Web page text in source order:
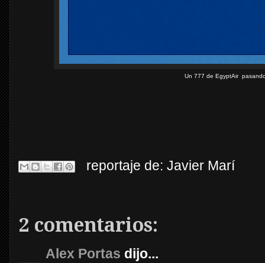
Un 777 de EgyptAir
reportaje de: Javier Marí
2 comentarios:
Alex Portas dijo...